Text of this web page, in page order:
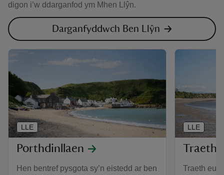
digon i’w ddarganfod ym Mhen Llŷn.
Darganfyddwch Ben Llŷn
Porthdinllaen
Hen bentref pysgota sy’n eistedd ar ben
LLE
Traeth
Traeth
LLE